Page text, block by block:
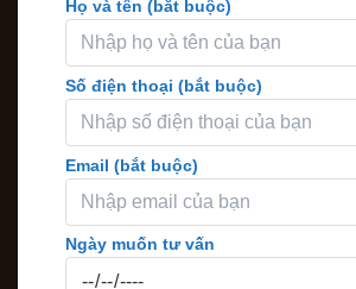
Họ và tên (bắt buộc)
Số điện thoại (bắt buộc)
Email (bắt buộc)
Ngày muốn tư vấn